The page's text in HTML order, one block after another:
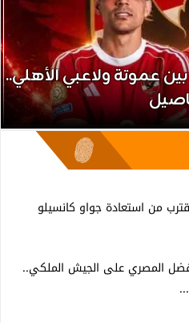
عموتة ولاعبي الأهلي..
من استعادة جواو كانسيلو
المصري على الجيش الملكي..